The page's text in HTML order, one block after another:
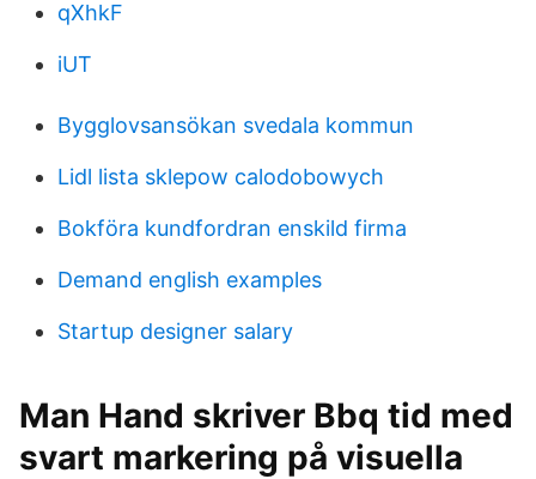
qXhkF
iUT
Bygglovsansökan svedala kommun
Lidl lista sklepow calodobowych
Bokföra kundfordran enskild firma
Demand english examples
Startup designer salary
Man Hand skriver Bbq tid med
svart markering på visuella